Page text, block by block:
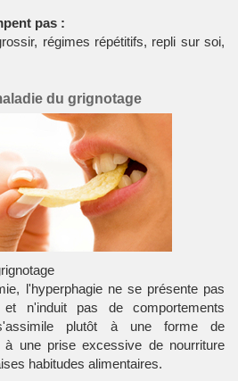
pas :
régimes répétitifs, repli sur soi,
du grignotage
l'hyperphagiene se présente pas
n'induit pas de comportements
plutôt à une forme de
à une prise excessive de nourriture
habitudes alimentaires.